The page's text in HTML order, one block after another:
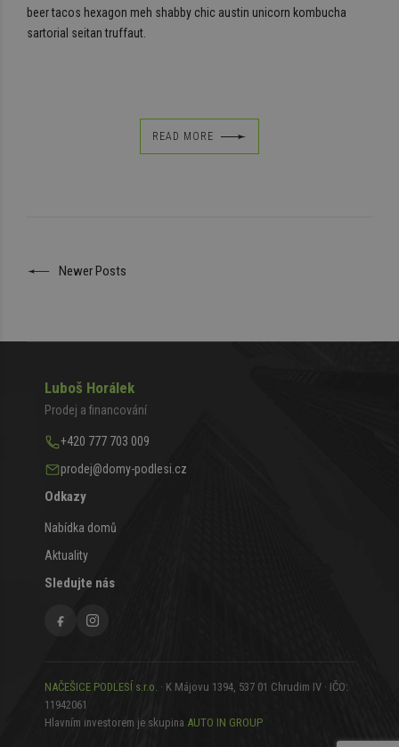
beer tacos hexagon meh shabby chic austin unicorn kombucha
sartorial seitan truffaut.
READ MORE
Newer Posts
Luboš Horálek
Prodej a financování
+420 777 703 009
prodej@domy-podlesi.cz
Odkazy
Nabídka domů
Aktuality
Sledujte nás
NAČEŠICE PODLESÍ s.r.o. · K Májovu 1394, 537 01 Chrudim IV · IČO:
11942061
Hlavním investorem je skupina AUTO IN GROUP